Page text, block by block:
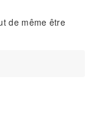
de même être